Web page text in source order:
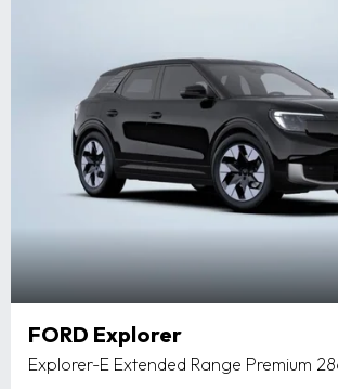
FORD Explorer
Explorer-E Extended Range Premium